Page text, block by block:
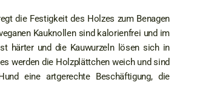
die Festigkeit des Holzes zum Benagen
Kauknollen sind kalorienfrei und im
härter und die Kauwurzeln lösen sich in
werden die Holzplättchen weich und sind
eine artgerechte Beschäftigung, die